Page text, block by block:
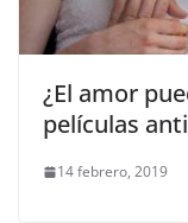
¿El amor
películas
14 febrero, 2019